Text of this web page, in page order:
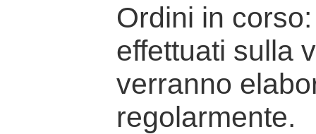
Ordini in
effettuati sulla
verranno
regolarmente.